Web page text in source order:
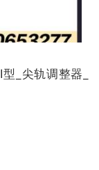
_尖轨调整器_